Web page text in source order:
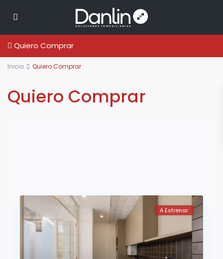
Quiero Comprar
Inicio Quiero Comprar
Quiero Comprar
A Estrenar